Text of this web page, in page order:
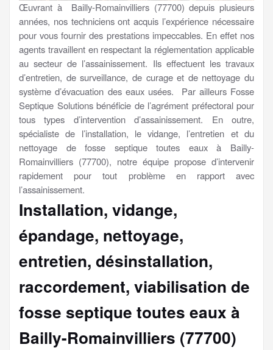
Œuvrant à Bailly-Romainvilliers (77700) depuis plusieurs
années, nos techniciens ont acquis l’expérience nécessaire
pour vous fournir des prestations impeccables. En effet nos
agents travaillent en respectant la réglementation applicable
au secteur de l’assainissement. Ils effectuent les travaux
d’entretien, de surveillance, de curage et de nettoyage du
système d’évacuation des eaux usées. Par ailleurs Fosse
Septique Solutions bénéficie de l’agrément préfectoral pour
tous types d’intervention d’assainissement. En outre,
spécialiste de l’installation, le vidange, l’entretien et du
nettoyage de fosse septique toutes eaux à Bailly-
Romainvilliers (77700), notre équipe propose d’intervenir
rapidement pour tout problème en rapport avec
l’assainissement.
Installation, vidange,
épandage, nettoyage,
entretien, désinstallation,
raccordement, viabilisation de
fosse septique toutes eaux à
Bailly-Romainvilliers (77700)